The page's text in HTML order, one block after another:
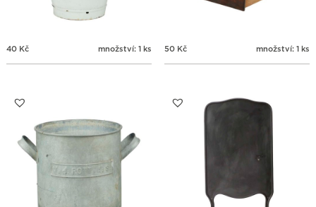
40 Kč množství: 1 ks 50 Kč množství: 1 ks